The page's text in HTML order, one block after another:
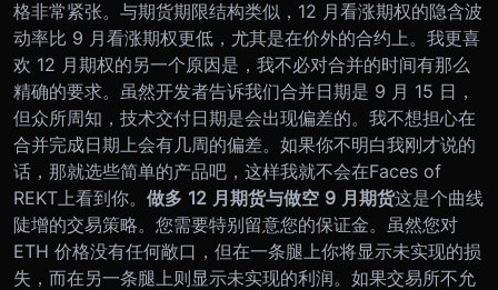
格非常紧张。 与期货期限结构类似，12 月看涨期权的隐含波
动率比 9 月看涨期权更低，尤其是在价外的合约上。我更喜
欢 12 月期权的另一个原因是，我不必对合并的时间有那么
精确的要求。虽然开发者告诉我们合并日期是 9 月 15 日，
但众所周知，技术交付日期是会出现偏差的。我不想担心在
合并完成日期上会有几周的偏差。 如果你不明白我刚才说的
话，那就选些简单的产品吧，这样我就不会在Faces of
REKT上看到你。 做多 12 月期货与做空 9 月期货这是个曲线
陡增的交易策略。您需要特别留意您的保证金。虽然您对
ETH 价格没有任何敞口，但在一条腿上你将显示未实现的损
失，而在另一条腿上则显示未实现的利润。如果交易所不允